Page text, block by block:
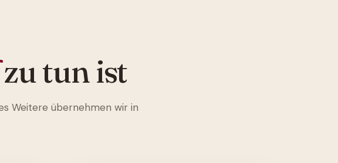
tun ist
Weitere übernehmen wir in